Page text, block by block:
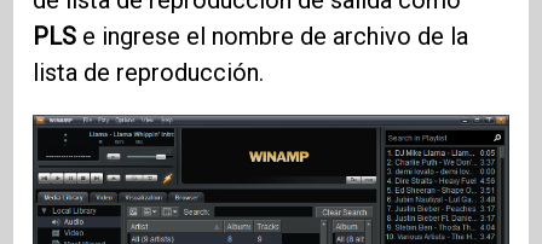
PLS e ingrese el nombre de archivo de la
lista de reproducción.